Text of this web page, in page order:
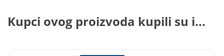
Kupci ovog proizvoda kupili su i...